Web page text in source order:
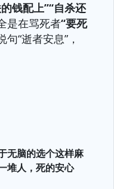
钱配上”“自杀还
是在骂死者“要死
句“逝者安息”，
无脑的选个这样麻
堆人，死的安心